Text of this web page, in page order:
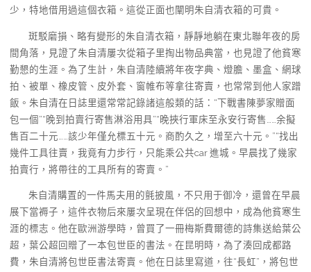
少，特地借用過這個衣箱。這從正面也闡明朱自清衣箱的可貴。
斑駁磨損、略有變形的朱自清衣箱，靜靜地躺在東北聯年夜的房
間角落，見證了朱自清屢次從箱子里掏出物品典當，也見證了他貧寒
勤懇的生涯。為了生計，朱自清陸續將年夜字典、燈膽、墨盒、網球
拍、被單、橡皮管、皮外套、窗帷布等拿往寄賣，也常常到他人家蹭
飯。朱自清在日誌里還常常記錄諸這般類的話：“下戰書陳夢家贈面
包一個”“晚到拍賣行寄售淋浴用具”“晚挾行軍床至永安行寄售……余擬
售百二十元……該少年僅允標五十元。商酌久之，增至六十元。”“找出
幾件工具往賣，我竟有力步行，只能乘公共car 進城。早晨找了幾家
拍賣行，將帶往的工具所有的寄賣。”
朱自清購置的一件馬夫用的氈披風，不只用于御冷，還曾在早晨
展下當褥子，這件衣物后來屢次呈現在伴侶的回想中，成為他貧寒生
涯的標志。他在歐洲游學時，曾買了一冊梅斯費爾德的詩集送給葉公
超，葉公超回贈了一本包世臣的書法。在昆明時，為了湊回成都路
費，朱自清將包世臣書法寄賣。他在日誌里寫道，往“長虹”，將包世